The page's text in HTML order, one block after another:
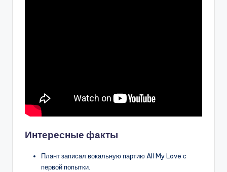
Интересные факты
Плант записал вокальную партию All My Love с
первой попытки.